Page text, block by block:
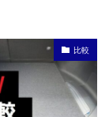
比較